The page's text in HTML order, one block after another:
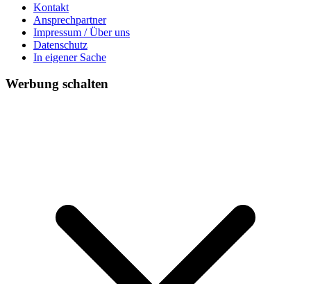
Kontakt
Ansprechpartner
Impressum / Über uns
Datenschutz
In eigener Sache
Werbung schalten